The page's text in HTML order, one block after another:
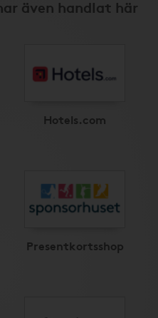
även handlat här
Hotels.com
Presentkortsshop